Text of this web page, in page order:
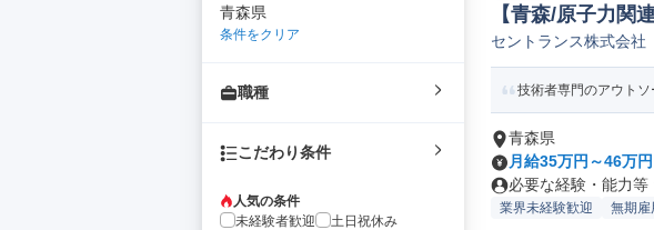
青森県
条件をクリア
職種
こだわり条件
人気の条件
未経験者歓迎
土日祝休み
【青森/原子力関
設計/施工監理
セントランス株式会社
技術者専門のアウト
青森県
月給35万円～46万円
必要な経験・能力
業界未経験歓迎 無期雇